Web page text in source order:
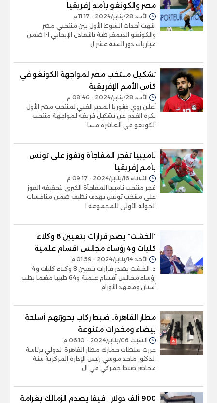
مصر والكونغو بأمم إفريقيا
الأحد 28/يناير/2024 - 11:17 م
انتهت أحداث الشوط الأول بين منتخبي مصر
والكونغو الديمقراطية بالتعادل الإيجابي ١-١ ضمن
مباريات دور الستة عشر ل
تشكيل منتخب مصر لمواجهة الكونغو في
كأس الأمم الإفريقية
الأحد 28/يناير/2024 - 08:46 م
أعلن روي فيتوريا المدير الفني لمنتخب مصر الأول
لكرة القدم عن تشكيل فريقه لمواجهة منتخب
الكونغو في العاشرة مسا
ناميبيا تفجر المفاجأة وتفوز على تونس
بأمم إفريقيا
الثلاثاء 16/يناير/2024 - 09:17 م
فجر منتخب ناميبيا المفاجأة الكبرى بتحقيقه الفوز
على منتخب تونس بهدف نظيف ضمن منافسات
الجولة الأولى للمجموعة ا
"الخشت" يصدر قرارات بتعيين 8 وكلاء
كليات و4 رؤساء مجالس أقسام علمية
الأحد 14/يناير/2024 - 01:59 م
د. الخشت يصدر قرارات بتعيين 8 وكلاء كليات و4
رؤساء مجالس أقسام علمية و64 طبيبا مقيما بطب
أسنان ومعهد الأورام
مطار القاهرة.. ضبط ركاب بحوزتهم أسلحة
بيضاء ومخدرات متنوعة
السبت 06/يناير/2024 - 06:10 م
حررت سلطات جمارك مطار القاهرة الدولي برئاسة
الدكتور ماجد موسي رئيس الإدارة المركزية ستة
محاضر ضبط جمركي في ال
900 ألف دولار | فيفا يصدم الزمالك بغرامة